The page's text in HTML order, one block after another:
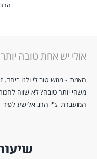
אולי יש אחת טובה
האמת - ממש טוב לי ולנו ביחד.
משהי יותר טובה? לא שווה
המועברת ע"י הרב אלישע לפיד